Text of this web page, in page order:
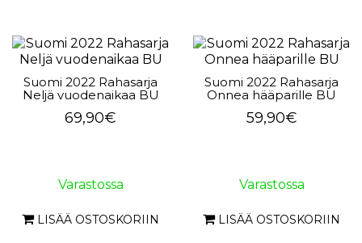
Suomi 2022 Rahasarja
Neljä vuodenaikaa BU
69,90€
Varastossa
LISÄÄ OSTOSKORIIN
Suomi 2022 Rahasarja
Onnea hääparille BU
59,90€
Varastossa
LISÄÄ OSTOSKORIIN